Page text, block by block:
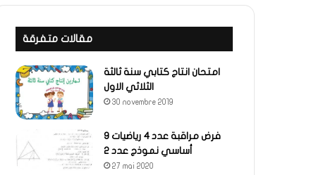
مقالات متفرقة
امتحان انتاج كتابي سنة ثالثة
الثلاثي الاول
30 novembre 2019
فرض مراقبة عدد 4 رياضيات 9
أساسي نموذج عدد 2
27 mai 2020